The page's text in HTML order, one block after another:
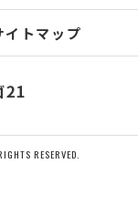
イトマップ
RESERVED.